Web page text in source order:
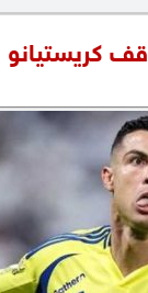
كريستيانو